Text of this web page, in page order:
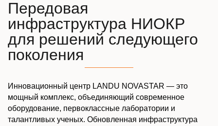
Передовая
инфраструктура НИОКР
для решений следующего
поколения
Инновационный центр LANDU NOVASTAR — это
мощный комплекс, объединяющий современное
оборудование, первоклассные лаборатории и
талантливых ученых. Обновленная инфраструктура